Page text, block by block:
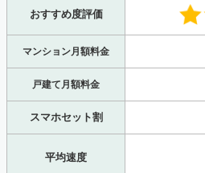
おすすめ度評価
マンション月額料金
戸建て月額料金
スマホセット割
平均速度